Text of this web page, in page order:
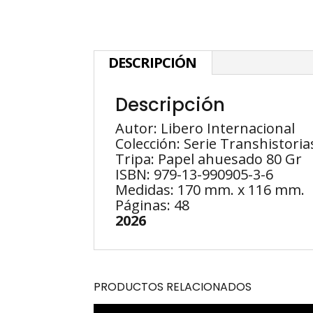
DESCRIPCIÓN
Descripción
Autor: Libero Internacional
Colección: Serie
Tripa: Papel ahuesado 80 Gr
ISBN: 979-13-990905-3-6
Medidas: 170 mm. x 116 mm.
Páginas: 48
2026
PRODUCTOS RELACIONADOS